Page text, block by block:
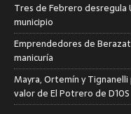
Tres de Febrero
municipio
Emprendedores de
manicuría
Mayra, Ortemín y
valor de El Potrero de D10S